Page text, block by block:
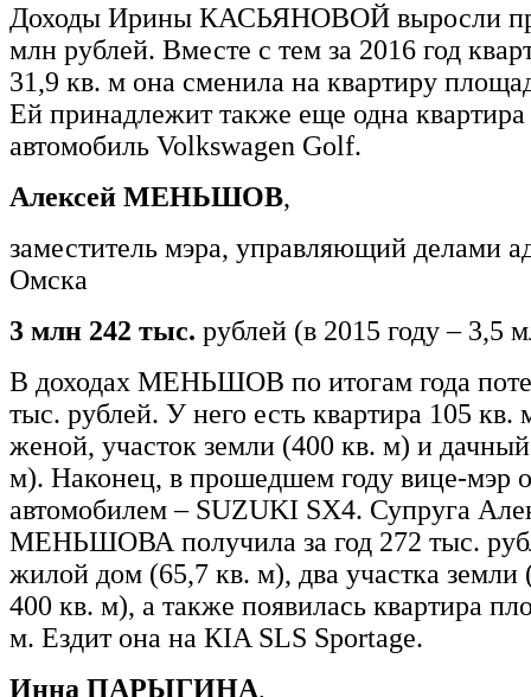
Доходы Ирины КАСЬЯНОВОЙ выросли
млн рублей. Вместе с тем за 2016 год
31,9 кв. м она сменила на квартиру
Ей принадлежит также еще одна
автомобиль Volkswagen Golf.
Алексей МЕНЬШОВ,
заместитель мэра, управляющий делами
Омска
3 млн 242 тыс. рублей (в 2015 году – 3,5
В доходах МЕНЬШОВ по итогам года
тыс. рублей. У него есть квартира 105 кв.
женой, участок земли (400 кв. м) и
м). Наконец, в прошедшем году вице-мэр
автомобилем – SUZUKI SX4. Супруга
МЕНЬШОВА получила за год 272 тыс.
жилой дом (65,7 кв. м), два участка земли
400 кв. м), а также появилась квартира
м. Ездит она на КIA SLS Sportage.
Инна ПАРЫГИНА,